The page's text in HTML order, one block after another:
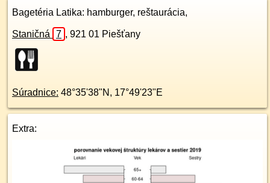
Bagetéria Latika: hamburger, reštaurácia,
Staničná 7 , 921 01 Piešťany
Súradnice: 48°35'38"N , 17°49'23"E
Extra: